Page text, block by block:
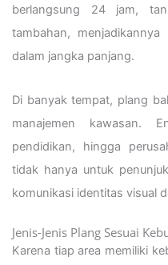
berlangsung 24 jam,
tambahan,
dalam jangka panjang.
Di banyak tempat, plang
manajemen kawasan.
pendidikan, hingga
tidak hanya untuk
komunikasi identitas visual
Jenis-Jenis Plang Sesuai
Karena tiap area memiliki